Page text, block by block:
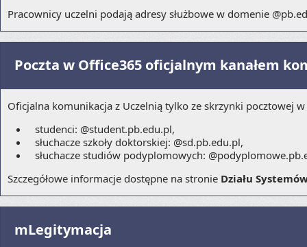
Pracownicy uczelni podają adresy służbowe w domenie
Poczta w Office365 oficjalnym kanałem
Oficjalna komunikacja z Uczelnią tylko ze skrzynki pocztowej
studenci: @student.pb.edu.pl,
słuchacze szkoły doktorskiej: @sd.pb.edu.pl,
słuchacze studiów podyplomowych:
Szczegółowe informacje dostępne na stronie Działu
mLegitymacja